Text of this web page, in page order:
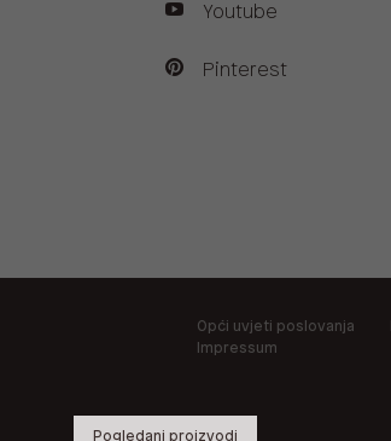
Youtube
Pinterest
Opći uvjeti poslovanja
Impressum
Pogledani proizvodi